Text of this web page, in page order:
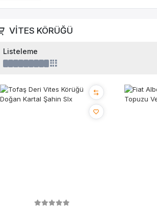
VİTES KÖRÜĞÜ
Listeleme